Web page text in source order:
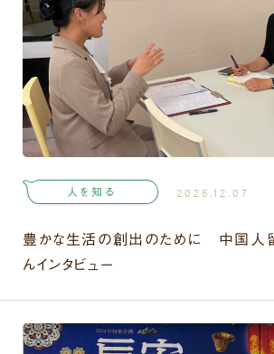
豊かな生活の創出のために 中国人
んインタビュー
2025.12.07
人を知る